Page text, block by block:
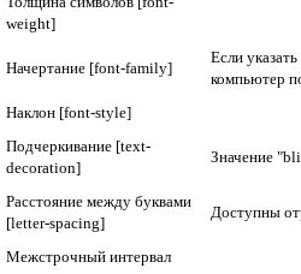
weight]
Начертание [font-family]
Если
компьютер
Наклон [font-style]
Подчеркивание [text-
decoration]
Значение
Расстояние между буквами
[letter-spacing]
Доступны
Межстрочный интервал